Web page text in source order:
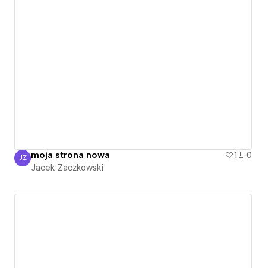
Jacek Zaczkowski
JZ moja strona nowa 1
0
Jacek Zaczkowski